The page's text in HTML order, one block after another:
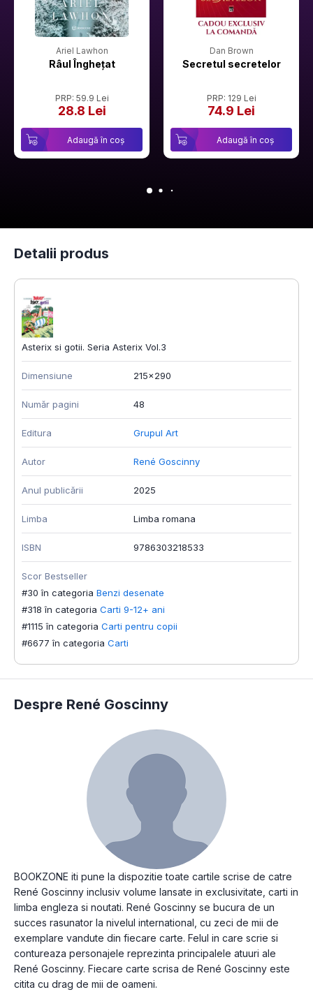
Ariel Lawhon
Râul Înghețat
PRP: 59.9 Lei
28.8 Lei
Adaugă în coș
Dan Brown
Secretul secretelor
PRP: 129 Lei
74.9 Lei
Adaugă în coș
Detalii produs
Asterix si gotii. Seria Asterix Vol.3
Dimensiune 215x290
Număr pagini 48
Editura Grupul Art
Autor René Goscinny
Anul publicării 2025
Limba Limba romana
ISBN 9786303218533
Scor Bestseller
#30 în categoria Benzi desenate
#318 în categoria Carti 9-12+ ani
#1115 în categoria Carti pentru copii
#6677 în categoria Carti
Despre René Goscinny
BOOKZONE iti pune la dispozitie toate cartile scrise de catre
René Goscinny inclusiv volume lansate in exclusivitate, carti in
limba engleza si noutati. René Goscinny se bucura de un
succes rasunator la nivelul international, cu zeci de mii de
exemplare vandute din fiecare carte. Felul in care scrie si
contureaza personajele reprezinta principalele atuuri ale
René Goscinny. Fiecare carte scrisa de René Goscinny este
citita cu drag de mii de oameni.